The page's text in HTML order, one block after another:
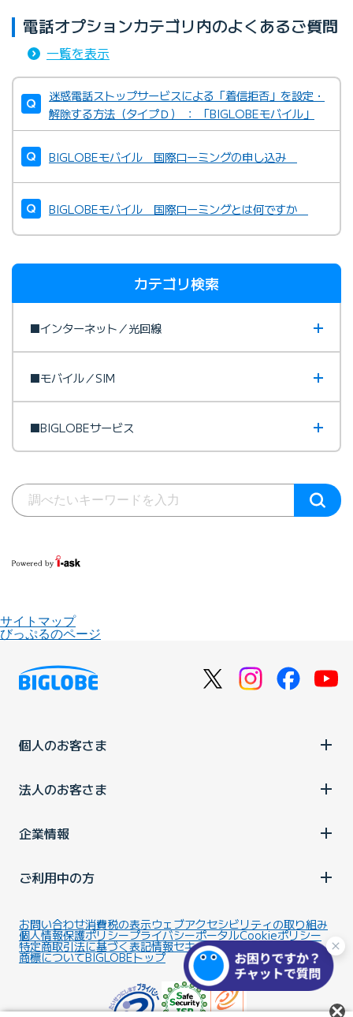
電話オプションカテゴリ内のよくあるご質問
一覧を表示
迷惑電話ストップサービスによる「着信拒否」を設定・
解除する方法（タイプＤ） ： 「BIGLOBEモバイル」
BIGLOBEモバイル 国際ローミングの申し込み
BIGLOBEモバイル 国際ローミングとは何ですか
カテゴリ検索
■インターネット／光回線
■モバイル／SIM
■BIGLOBEサービス
サイトマップ
びっぷるのページ
個人のお客さま
法人のお客さま
企業情報
ご利用中の方
お問い合わせ消費税の表示ウェブアクセシビリティの取り組み
個人情報保護ポリシープライバシーポータルCookieポリシー
特定商取引法に基づく表記情報セキュリティ基本方針
商標についてBIGLOBEトップ